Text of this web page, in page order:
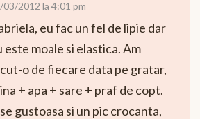
03/2012 la 4:01 pm
eu fac un fel de lipie dar
este moale si elastica. Am
o de fiecare data pe gratar,
+ apa + sare + praf de copt.
gustoasa si un pic crocanta,